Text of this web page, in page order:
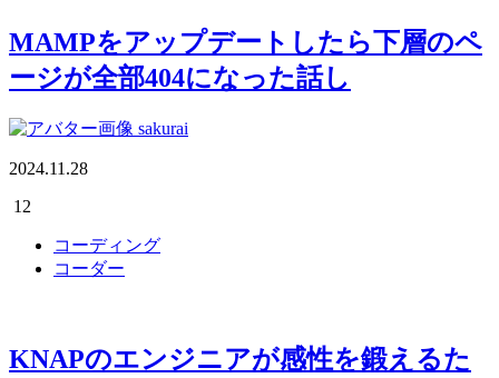
MAMPをアップデートしたら下層のペ
ージが全部404になった話し
sakurai
2024.11.28
12
コーディング
コーダー
KNAPのエンジニアが感性を鍛えるた